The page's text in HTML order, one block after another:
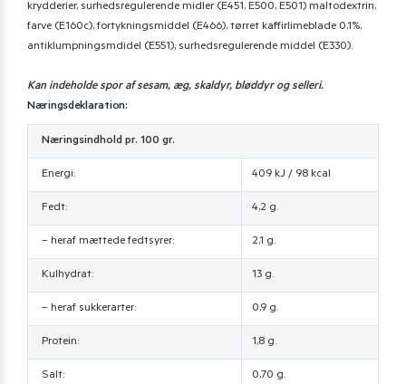
krydderier, surhedsregulerende midler (E451, E500, E501) maltodextrin,
farve (E160c), fortykningsmiddel (E466), tørret kaffirlimeblade 0,1%,
antiklumpningsmdidel (E551), surhedsregulerende middel (E330).
Kan indeholde spor af sesam, æg, skaldyr, bløddyr og selleri.
Næringsdeklaration:
Næringsindhold pr. 100 gr.
Energi: 409 kJ / 98 kcal
Fedt: 4,2 g.
– heraf mættede fedtsyrer: 2,1 g.
Kulhydrat: 13 g.
– heraf sukkerarter: 0,9 g.
Protein: 1,8 g.
Salt: 0,70 g.